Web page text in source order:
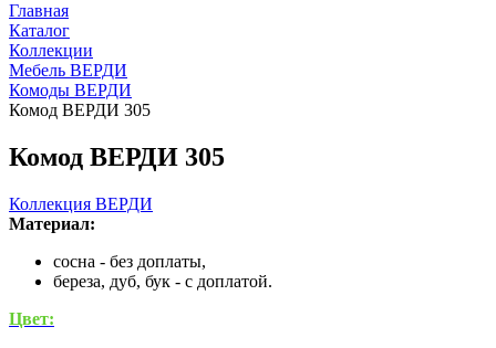
Главная
Каталог
Коллекции
Мебель ВЕРДИ
Комоды ВЕРДИ
Комод ВЕРДИ 305
Комод ВЕРДИ 305
Коллекция ВЕРДИ
Материал:
сосна - без доплаты,
береза, дуб, бук - с доплатой.
Цвет: